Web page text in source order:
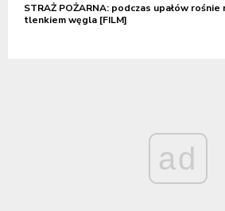
STRAŻ POŻARNA: podczas upałów
tlenkiem węgla [FILM]
ad